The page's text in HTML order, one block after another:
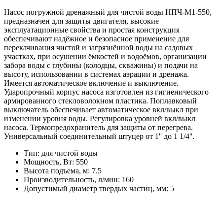
Насос погружной дренажный для чистой воды НПЧ-М1-550,
предназначен для защиты двигателя, высокие
эксплуатационные свойства и простая конструкция
обеспечивают надёжное и безопасное применение для
перекачивания чистой и загрязнённой воды на садовых
участках, при осушении ёмкостей и водоёмов, организации
забора воды с глубины (колодцы, скважины) и подачи на
высоту, использовании в системах аэрации и дренажа.
Имеется автоматическое включение и выключение.
Ударопрочный корпус насоса изготовлен из гигиенического
армированного стекловолокном пластика. Поплавковый
выключатель обеспечивает автоматическое вкл/выкл при
изменении уровня воды. Регулировка уровней вкл/выкл
насоса. Термопредохранитель для защиты от перегрева.
Универсальный соединительный штуцер от 1'' до 1 1/4''.
Тип: для чистой воды
Мощность, Вт: 550
Высота подъема, м: 7.5
Производительность, л/мин: 160
Допустимый диаметр твердых частиц, мм: 5